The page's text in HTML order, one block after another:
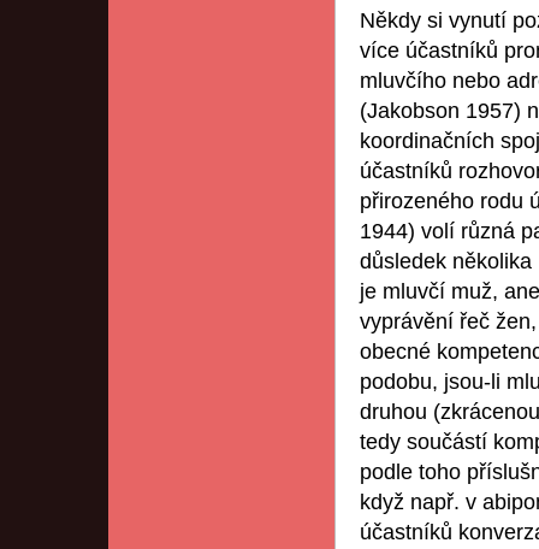
Někdy si vynutí
více účastníků
mluvčího nebo
(Jakobson 1957)
koordinačních
účastníků
přirozeného rodu
1944) volí různá
důsledek
je mluvčí muž,
vyprávění řeč
obecné
podobu, jsou-li
druhou
tedy součástí
podle toho
když např. v
účastníků